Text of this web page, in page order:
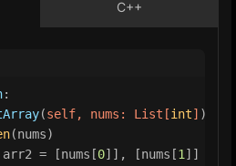
C++
:
(self, nums: List [int] ) ->
(nums)
= [nums[
0]], [nums[1 ]]